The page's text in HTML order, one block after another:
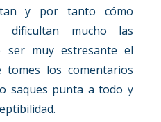
y por tanto cómo
dificultan mucho las
ser muy estresante el
los comentarios
saques punta a todo y